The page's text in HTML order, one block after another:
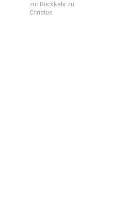
zur Rückkehr zu
Christus